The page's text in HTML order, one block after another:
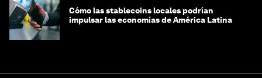
Cómo las stablecoins locales podrían
impulsar las economías de América Latina